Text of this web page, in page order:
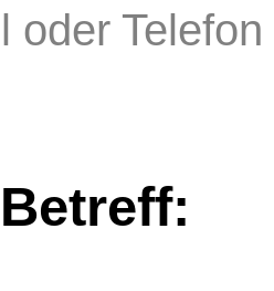
oder